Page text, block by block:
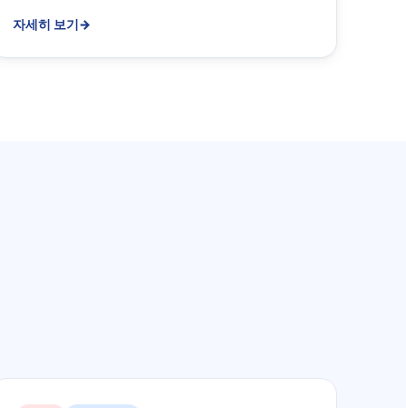
자세히 보기→